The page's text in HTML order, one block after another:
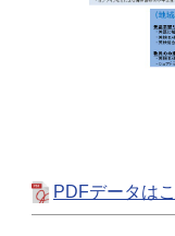
PDFデータは